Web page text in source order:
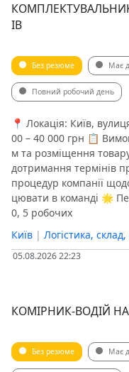
ІВ
Без резюме Має
Повний робочий день
📍 Локація: Київ,
00 – 40 000 грн 📋
м та розміщення товару
дотримання термінів
процедур компанії
цювати в команді 🌟
0, 5 робочих
Київ | Логістика,
05.08.2026 22:23
КОМІРНИК-ВОДІЙ
Без резюме Має